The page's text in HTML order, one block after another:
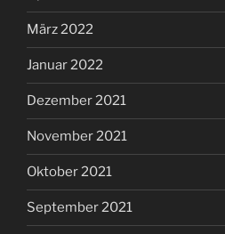
März 2022
Januar 2022
Dezember 2021
November 2021
Oktober 2021
September 2021